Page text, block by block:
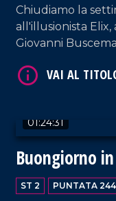
Chiudiamo la
all'illusionista Elix,
Giovanni
01:24:31
Buongiorno
ST 2 PUNTATA 244
VAI AL TITOLO